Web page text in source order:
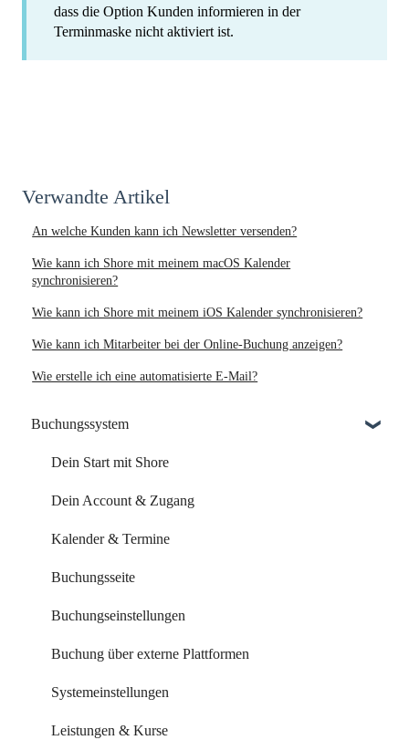
dass die Option Kunden informieren in der
Terminmaske nicht aktiviert ist.
Verwandte Artikel
An welche Kunden kann ich Newsletter versenden?
Wie kann ich Shore mit meinem macOS Kalender
synchronisieren?
Wie kann ich Shore mit meinem iOS Kalender synchronisieren?
Wie kann ich Mitarbeiter bei der Online-Buchung anzeigen?
Wie erstelle ich eine automatisierte E-Mail?
Buchungssystem
Dein Start mit Shore
Dein Account & Zugang
Kalender & Termine
Buchungsseite
Buchungseinstellungen
Buchung über externe Plattformen
Systemeinstellungen
Leistungen & Kurse